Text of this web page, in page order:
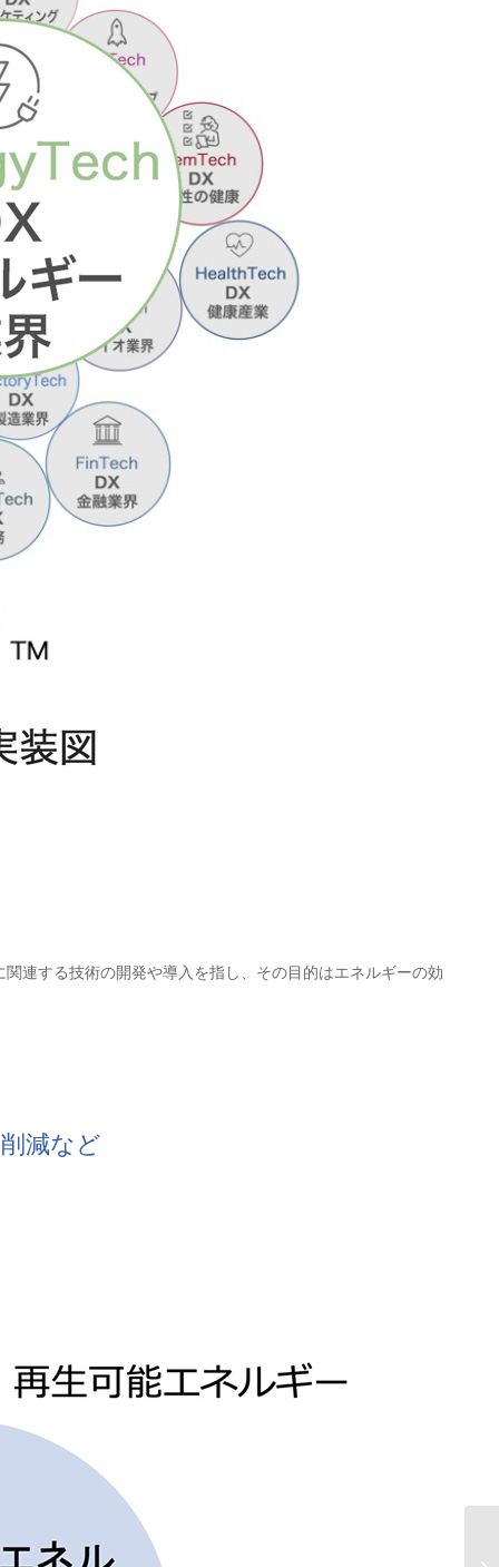
連する技術の開発や導入を指し、その目的はエネルギーの効
減など